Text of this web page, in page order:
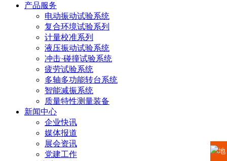
产品服务
电动振动试验系统
复合环境试验系列
计量校准系列
液压振动试验系统
冲击·碰撞试验系统
疲劳试验系统
多轴多功能转台系统
智能减振系统
质量特性测量装备
新闻中心
企业快讯
媒体报道
展会资讯
党建工作
地